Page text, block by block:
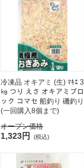
冷凍品 オキアミ (生) ﾏｷｴ 3
㎏ つり えさ オキアミブロ
ック コマセ 船釣り 磯釣り
(一回購入8個まで)
オープン価格
1,323円 (税込)